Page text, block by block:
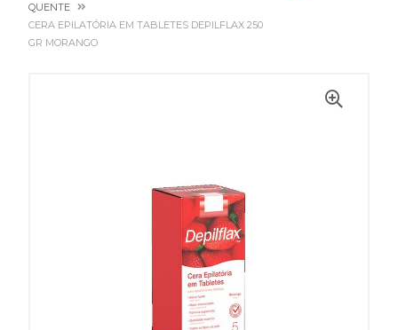
QUENTE
CERA EPILATÓRIA EM TABLETES DEPILFLAX 250
GR MORANGO